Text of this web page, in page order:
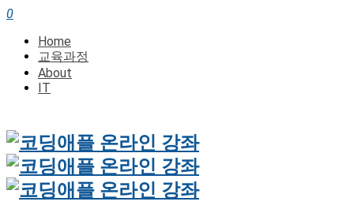
0
Home
교육과정
About
IT